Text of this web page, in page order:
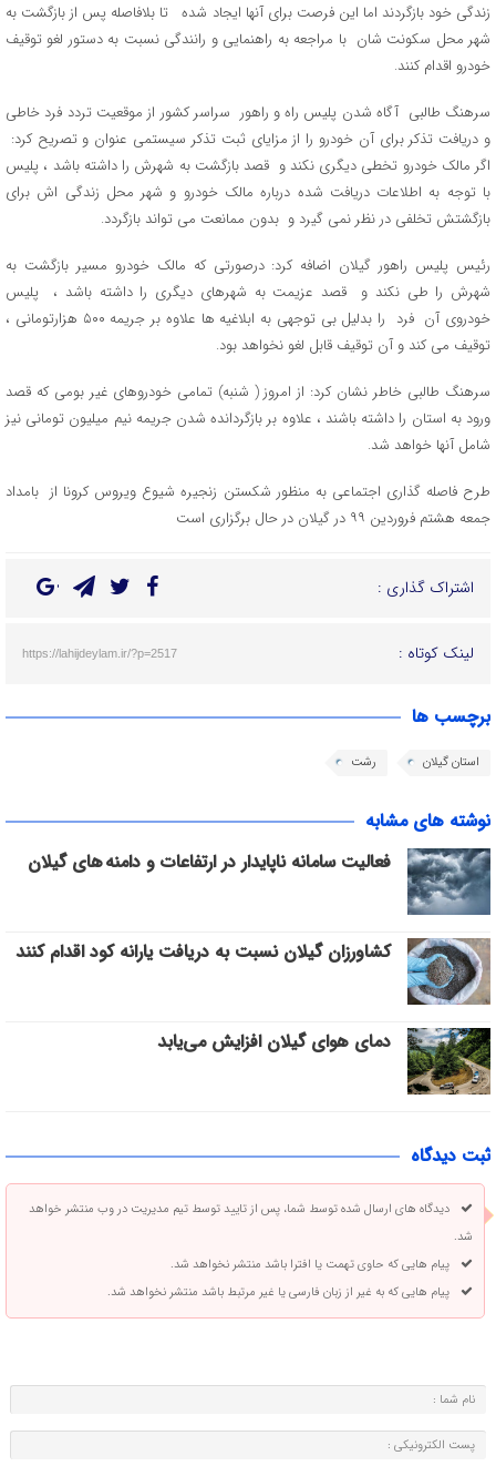
زندگی خود بازگردند اما این فرصت برای آنها ایجاد شده تا بلافاصله پس از بازگشت به
شهر محل سکونت شان با مراجعه به راهنمایی و رانندگی نسبت به دستور لغو توقیف
خودرو اقدام کنند.
سرهنگ طالبی آگاه شدن پلیس راه و راهور سراسر کشور از موقعیت تردد فرد خاطی
و دریافت تذکر برای آن خودرو را از مزایای ثبت تذکر سیستمی عنوان و تصریح کرد:
اگر مالک خودرو تخطی دیگری نکند و قصد بازگشت به شهرش را داشته باشد ، پلیس
با توجه به اطلاعات دریافت شده درباره مالک خودرو و شهر محل زندگی اش برای
بازگشتش تخلفی در نظر نمی گیرد و بدون ممانعت می تواند بازگردد.
رئیس پلیس راهور گیلان اضافه کرد: درصورتی که مالک خودرو مسیر بازگشت به
شهرش را طی نکند و قصد عزیمت به شهرهای دیگری را داشته باشد ، پلیس
خودروی آن فرد را بدلیل بی توجهی به ابلاغیه ها علاوه بر جریمه ۵۰۰ هزارتومانی ،
توقیف می کند و آن توقیف قابل لغو نخواهد بود.
سرهنگ طالبی خاطر نشان کرد: از امروز ( شنبه) تمامی خودروهای غیر بومی که قصد
ورود به استان را داشته باشند ، علاوه بر بازگردانده شدن جریمه نیم میلیون تومانی نیز
شامل آنها خواهد شد.
طرح فاصله گذاری اجتماعی به منظور شکستن زنجیره شیوع ویروس کرونا از بامداد
جمعه هشتم فروردین ۹۹ در گیلان در حال برگزاری است
اشتراک گذاری :
لینک کوتاه : https://lahijdeylam.ir/?p=2517
برچسب ها
استان گیلان رشت
نوشته های مشابه
فعالیت سامانه ناپایدار در ارتفاعات و دامنه های گیلان
کشاورزان گیلان نسبت به دریافت یارانه کود اقدام کنند
دمای هوای گیلان افزایش می‌یابد
ثبت دیدگاه
دیدگاه های ارسال شده توسط شما، پس از تایید توسط تیم مدیریت در وب منتشر خواهد
شد.
پیام هایی که حاوی تهمت یا افترا باشد منتشر نخواهد شد.
پیام هایی که به غیر از زبان فارسی یا غیر مرتبط باشد منتشر نخواهد شد.